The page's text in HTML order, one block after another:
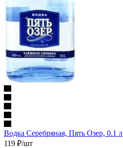
Водка Серебряная, Пять Озер, 0.1 л
119 ₽/шт